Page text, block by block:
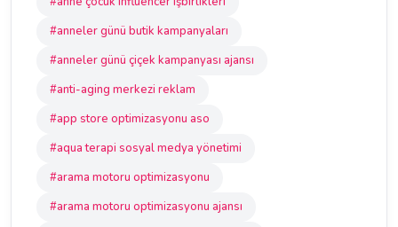
#anneler günü butik kampanyaları
#anneler günü çiçek kampanyası ajansı
#anti-aging merkezi reklam
#app store optimizasyonu aso
#aqua terapi sosyal medya yönetimi
#arama motoru optimizasyonu
#arama motoru optimizasyonu ajansı